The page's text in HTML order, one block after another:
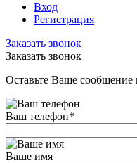
Вход
Регистрация
Заказать звонок
Заказать звонок
Оставьте Ваше
Ваш телефон*
Ваше имя